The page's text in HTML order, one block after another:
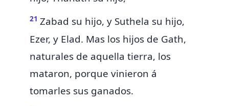
21 Zabad su hijo, y Suthela su hijo,
Ezer, y Elad. Mas los hijos de Gath,
naturales de aquella tierra, los
mataron, porque vinieron á
tomarles sus ganados.